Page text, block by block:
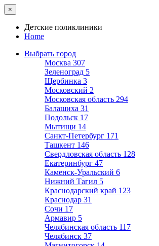
×
Детские поликлиники
Home
Выбрать город
Москва 307
Зеленоград 5
Щербинка 3
Московский 2
Московская область 294
Балашиха 31
Подольск 17
Мытищи 14
Санкт-Петербург 171
Ташкент 146
Свердловская область 128
Екатеринбург 47
Каменск-Уральский 6
Нижний Тагил 5
Краснодарский край 123
Краснодар 31
Сочи 17
Армавир 5
Челябинская область 117
Челябинск 37